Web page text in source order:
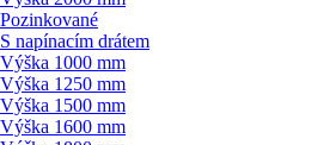
Pozinkované
S napínacím drátem
Výška 1000 mm
Výška 1250 mm
Výška 1500 mm
Výška 1600 mm